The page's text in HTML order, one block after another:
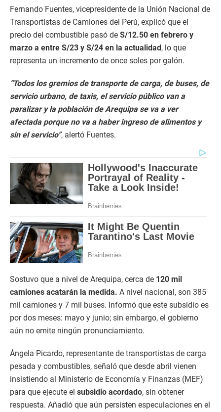
Fernando Fuentes, vicepresidente de la Unión Nacional de
Transportistas de Camiones del Perú, explicó que el
precio del combustible pasó de S/12.50 en febrero y
marzo a entre S/23 y S/24 en la actualidad , lo que
representa un incremento de once soles por galón.
“Todos los gremios de transporte de carga, de buses, de
servicio urbano, de taxis, el servicio público van a
paralizar y la población de Arequipa se va a ver
afectada porque no va a haber ingreso de alimentos y
sin el servicio”, alertó Fuentes.
Sostuvo que a nivel de Arequipa, cerca de 120 mil
camiones acatarán la medida. A nivel nacional, son 385
mil camiones y 7 mil buses. Informó que este subsidio es
por dos meses: mayo y junio; sin embargo, el gobierno
aún no emite ningún pronunciamiento.
Ángela Picardo, representante de transportistas de carga
pesada y combustibles, señaló que desde abril vienen
insistiendo al Ministerio de Economía y Finanzas (MEF)
para que ejecute el subsidio acordado, sin obtener
respuesta. Añadió que aún persisten especulaciones en el